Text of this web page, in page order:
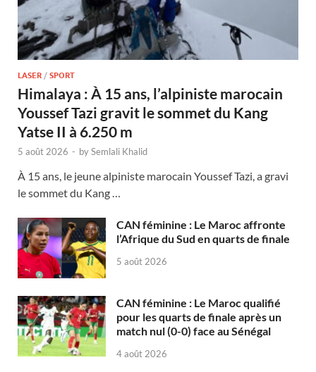
LASER / SPORT
Himalaya : À 15 ans, l’alpiniste marocain
Youssef Tazi gravit le sommet du Kang
Yatse II à 6.250 m
5 août 2026 - bySemlali Khalid
À 15 ans, le jeune alpiniste marocain Youssef Tazi, a gravi
le sommet du Kang …
CAN féminine : Le Maroc affronte
l’Afrique du Sud en quarts de finale
5 août 2026
CAN féminine : Le Maroc qualifié
pour les quarts de finale après un
match nul (0-0) face au Sénégal
4 août 2026